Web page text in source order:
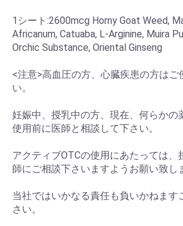
1シート:2600mcg Horny Goat Weed,
Africanum, Catuaba, L-Arginine, Muira
Orchic Substance, Oriental Ginseng
<注意>高血圧の方、心臓疾患の方はご
い。
妊娠中、授乳中の方、現在、何らかの
使用前に医師と相談して下さい。
アクティブOTCの使用にあたっては、
師にご相談下さいますようお願い致し
当社ではいかなる責任も負いかねます
さい。